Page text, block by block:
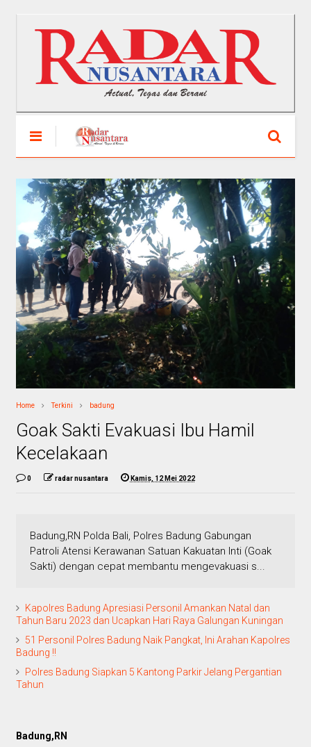
Home Terkini badung
Goak Sakti Evakuasi Ibu Hamil
Kecelakaan
0 radar nusantara Kamis, 12 Mei 2022
Badung,RN Polda Bali, Polres Badung Gabungan
Patroli Atensi Kerawanan Satuan Kakuatan Inti (Goak
Sakti) dengan cepat membantu mengevakuasi s...
Kapolres Badung Apresiasi Personil Amankan Natal dan
Tahun Baru 2023 dan Ucapkan Hari Raya Galungan Kuningan
51 Personil Polres Badung Naik Pangkat, Ini Arahan Kapolres
Badung !!
Polres Badung Siapkan 5 Kantong Parkir Jelang Pergantian
Tahun
Badung,RN